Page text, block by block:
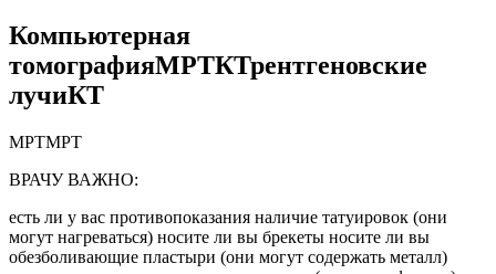
Компьютерная
томографияМРТКТрентгеновские
лучиКТ
МРТМРТ
ВРАЧУ ВАЖНО:
есть ли у вас противопоказания наличие татуировок (они
могут нагреваться) носите ли вы брекеты носите ли вы
обезболивающие пластыри (они могут содержать металл)